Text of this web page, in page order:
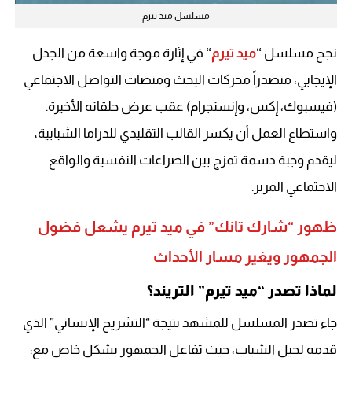
مسلسل ميد تيرم
نجح مسلسل “ميد تيرم“ في إثارة موجة واسعة من الجدل
الإيجابي، متصدراً محركات البحث ومنصات التواصل الاجتماعي
(فيسبوك، إكس، وإنستجرام) عقب عرض حلقاته الأخيرة.
واستطاع العمل أن يكسر القالب التقليدي للدراما الشبابية،
ليقدم وجبة دسمة تمزج بين الصراعات النفسية والواقع
الاجتماعي المرير.
ظهور “شارك تانك” في ميد تيرم يشعل فضول
الجمهور ويغير مسار الأحداث
لماذا تصدر “ميد تيرم” التريند؟
جاء تصدر المسلسل للمشهد نتيجة “التشريح الإنساني” الذي
قدمه لجيل الشباب، حيث تفاعل الجمهور بشكل خاص مع: